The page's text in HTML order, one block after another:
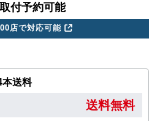
付予約可能
店で対応可能
本送料
送料無料